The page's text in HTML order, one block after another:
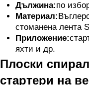
Дължина:по
Материал:
стоманена лента
Приложение:
яхти и др.
Плоски
стартери на